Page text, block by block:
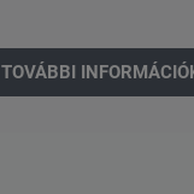
TOVÁBBI